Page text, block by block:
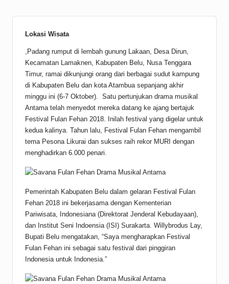
Lokasi Wisata
,Padang rumput di lembah gunung Lakaan, Desa Dirun,
Kecamatan Lamaknen, Kabupaten Belu, Nusa Tenggara
Timur, ramai dikunjungi orang dari berbagai sudut kampung
di Kabupaten Belu dan kota Atambua sepanjang akhir
minggu ini (6-7 Oktober). Satu pertunjukan drama musikal
Antama telah menyedot mereka datang ke ajang bertajuk
Festival Fulan Fehan 2018. Inilah festival yang digelar untuk
kedua kalinya. Tahun lalu, Festival Fulan Fehan mengambil
tema Pesona Likurai dan sukses raih rekor MURI dengan
menghadirkan 6.000 penari.
Pemerintah Kabupaten Belu dalam gelaran Festival Fulan
Fehan 2018 ini bekerjasama dengan Kementerian
Pariwisata, Indonesiana (Direktorat Jenderal Kebudayaan),
dan Institut Seni Indoensia (ISI) Surakarta. Willybrodus Lay,
Bupati Belu mengatakan, “Saya mengharapkan Festival
Fulan Fehan ini sebagai satu festival dari pinggiran
Indonesia untuk Indonesia.”